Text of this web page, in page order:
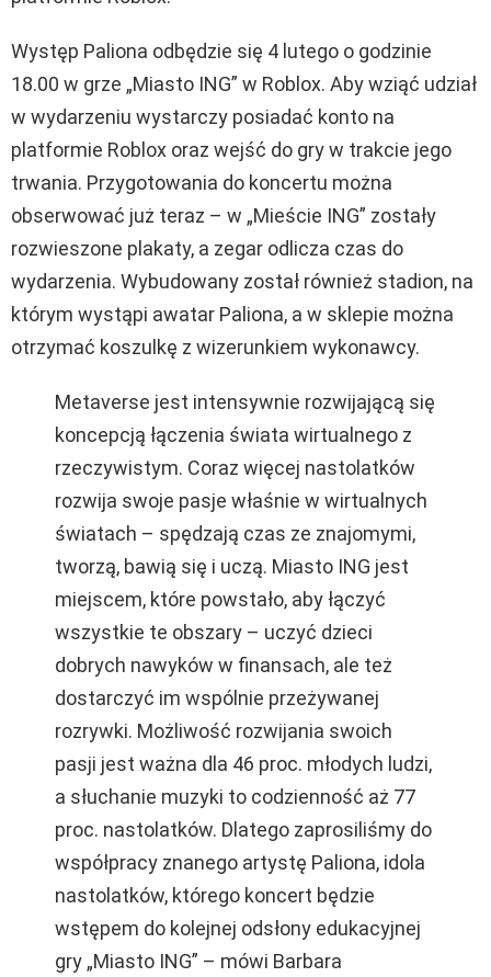
Występ Paliona odbędzie się 4 lutego o godzinie
18.00 w grze „Miasto ING” w Roblox. Aby wziąć udział
w wydarzeniu wystarczy posiadać konto na
platformie Roblox oraz wejść do gry w trakcie jego
trwania. Przygotowania do koncertu można
obserwować już teraz – w „Mieście ING” zostały
rozwieszone plakaty, a zegar odlicza czas do
wydarzenia. Wybudowany został również stadion, na
którym wystąpi awatar Paliona, a w sklepie można
otrzymać koszulkę z wizerunkiem wykonawcy.
Metaverse jest intensywnie rozwijającą się
koncepcją łączenia świata wirtualnego z
rzeczywistym. Coraz więcej nastolatków
rozwija swoje pasje właśnie w wirtualnych
światach – spędzają czas ze znajomymi,
tworzą, bawią się i uczą. Miasto ING jest
miejscem, które powstało, aby łączyć
wszystkie te obszary – uczyć dzieci
dobrych nawyków w finansach, ale też
dostarczyć im wspólnie przeżywanej
rozrywki. Możliwość rozwijania swoich
pasji jest ważna dla 46 proc. młodych ludzi,
a słuchanie muzyki to codzienność aż 77
proc. nastolatków. Dlatego zaprosiliśmy do
współpracy znanego artystę Paliona, idola
nastolatków, którego koncert będzie
wstępem do kolejnej odsłony edukacyjnej
gry „Miasto ING” – mówi Barbara